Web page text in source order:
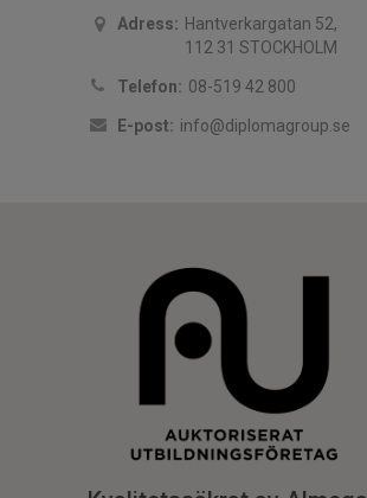
Adress: Hantverkargatan 52,
112 31 STOCKHOLM
Telefon: 08-519 42 800
E-post: info@diplomagroup.se